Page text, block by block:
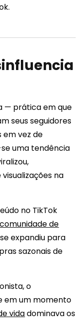
— prática em que
seus seguidores
vez de
uma tendência
visualizações na
no TikTok
comunidade de
expandiu para
sazonais de
o
em um momento
vidadominava os